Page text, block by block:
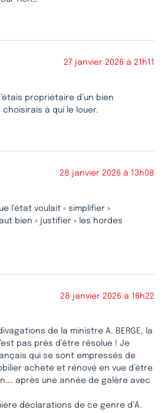
27 janvier 2026 à 21h11
propriétaire d’un bien
choisirais à qui le louer.
28 janvier 2026 à 13h08
l’état voulait « simplifier »
bien « justifier » les hordes
28 janvier 2026 à 16h22
de la ministre A. BERGE, la
pas près d’être résolue ! Je
qui se sont empressés de
acheté et rénové en vue d’être
après une année de galère avec
déclarations de ce genre d’A.